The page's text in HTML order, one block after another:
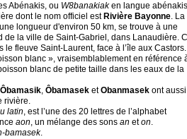
Abénakis, ou W8banakiaken langue
dont le nom officiel est Rivière Bayonne. La
longueur d'environ 50 km, se trouve à une
de la ville de Saint-Gabriel, dans Lanaudière.
le fleuve Saint-Laurent, face à l’île aux Castors.
blanc », vraisemblablement en référence
blanc de petite taille dans les eaux de la
Ôbamasik, Ôbamasek etObanmasek ont
rivière.
latin, est l’une des 20 lettres de l’alphabet
aon, un mélange des sons an eton.
bamasek.